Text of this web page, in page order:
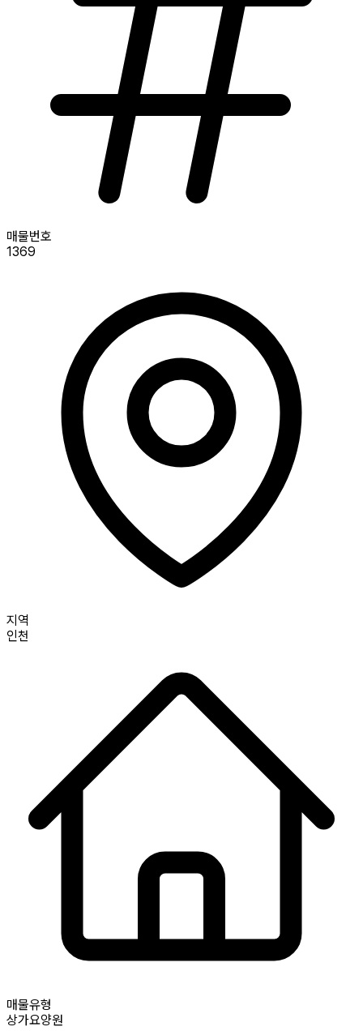
매물번호
1369
지역
인천
매물유형
상가요양원